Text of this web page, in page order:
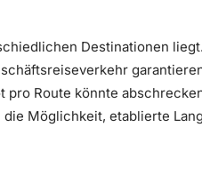
Destinationen liegt.
pro Route könnte
Möglichkeit, etablierte